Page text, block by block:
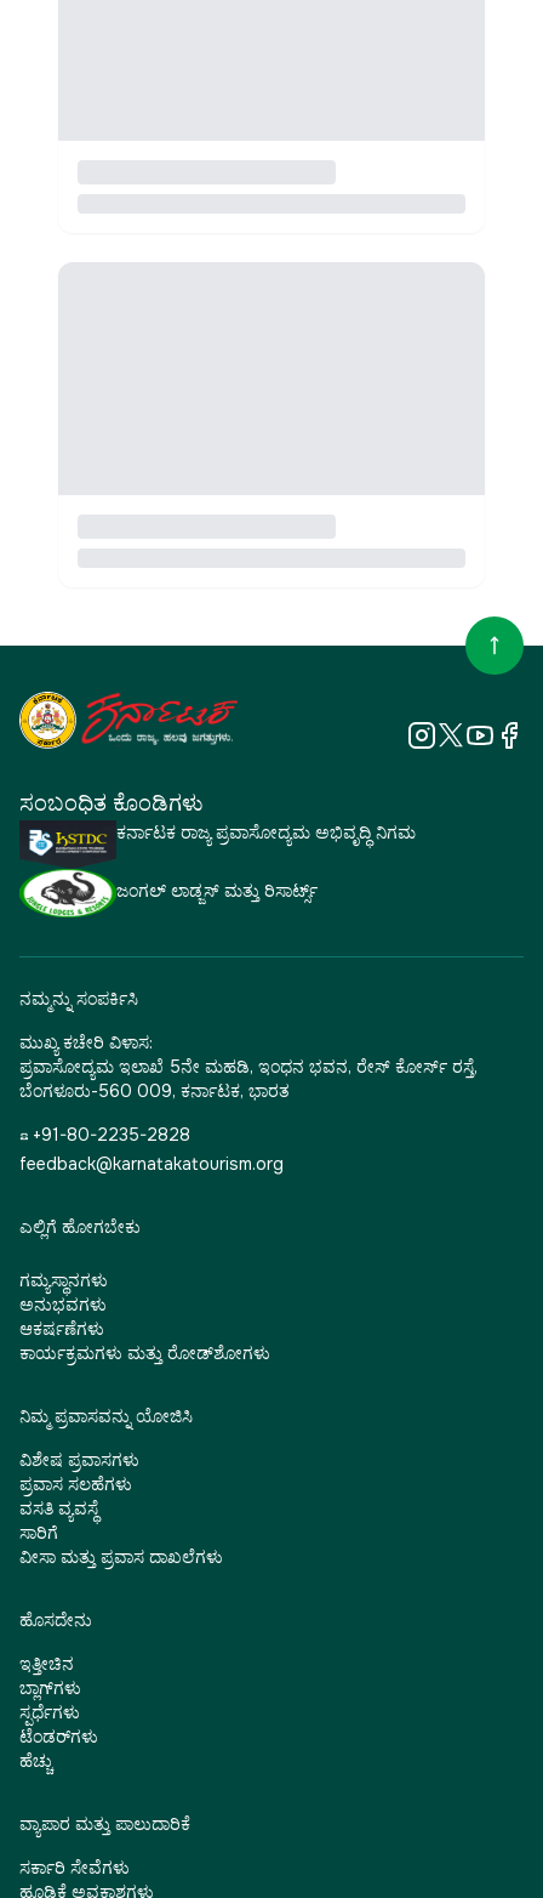
ಸಂಬಂಧಿತ ಕೊಂಡಿಗಳು
ಕರ್ನಾಟಕ ರಾಜ್ಯ ಪ್ರವಾಸೋದ್ಯಮ ಅಭಿವೃದ್ಧಿ ನಿಗಮ
ಜಂಗಲ್ ಲಾಡ್ಜಸ್ ಮತ್ತು ರಿಸಾರ್ಟ್ಸ್
ನಮ್ಮನ್ನು ಸಂಪರ್ಕಿಸಿ
ಮುಖ್ಯ ಕಚೇರಿ ವಿಳಾಸ:
ಪ್ರವಾಸೋದ್ಯಮ ಇಲಾಖೆ 5ನೇ ಮಹಡಿ, ಇಂಧನ ಭವನ, ರೇಸ್ ಕೋರ್ಸ್ ರಸ್ತೆ,
ಬೆಂಗಳೂರು-560 009, ಕರ್ನಾಟಕ, ಭಾರತ
☎ +91-80-2235-2828
feedback@karnatakatourism.org
ಎಲ್ಲಿಗೆ ಹೋಗಬೇಕು
ಗಮ್ಯಸ್ಥಾನಗಳು
ಅನುಭವಗಳು
ಆಕರ್ಷಣೆಗಳು
ಕಾರ್ಯಕ್ರಮಗಳು ಮತ್ತು ರೋಡ್‌ಶೋಗಳು
ನಿಮ್ಮ ಪ್ರವಾಸವನ್ನು ಯೋಜಿಸಿ
ವಿಶೇಷ ಪ್ರವಾಸಗಳು
ಪ್ರವಾಸ ಸಲಹೆಗಳು
ವಸತಿ ವ್ಯವಸ್ಥೆ
ಸಾರಿಗೆ
ವೀಸಾ ಮತ್ತು ಪ್ರವಾಸ ದಾಖಲೆಗಳು
ಹೊಸದೇನು
ಇತ್ತೀಚಿನ
ಬ್ಲಾಗ್‌ಗಳು
ಸ್ಪರ್ಧೆಗಳು
ಟೆಂಡರ್‌ಗಳು
ಹೆಚ್ಚು
ವ್ಯಾಪಾರ ಮತ್ತು ಪಾಲುದಾರಿಕೆ
ಸರ್ಕಾರಿ ಸೇವೆಗಳು
ಹೂಡಿಕೆ ಅವಕಾಶಗಳು